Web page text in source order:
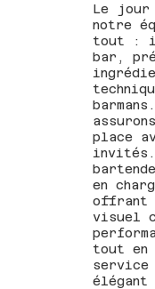
Le jour
notre
tout :
bar,
place
en
offrant
visuel
tout en
service
élégant